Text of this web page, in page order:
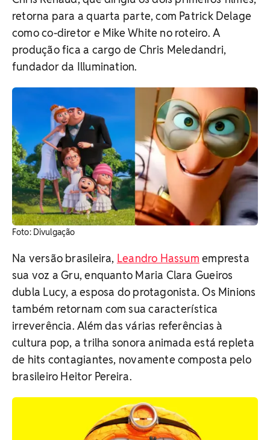
retorna para a quarta parte, com Patrick Delage
como co-diretor e Mike White no roteiro. A
produção fica a cargo de Chris Meledandri,
fundador da Illumination.
​Foto: Divulgação
Na versão brasileira, Leandro Hassum empresta
sua voz a Gru, enquanto Maria Clara Gueiros
dubla Lucy, a esposa do protagonista. Os Minions
também retornam com sua característica
irreverência. Além das várias referências à
cultura pop, a trilha sonora animada está repleta
de hits contagiantes, novamente composta pelo
brasileiro Heitor Pereira.